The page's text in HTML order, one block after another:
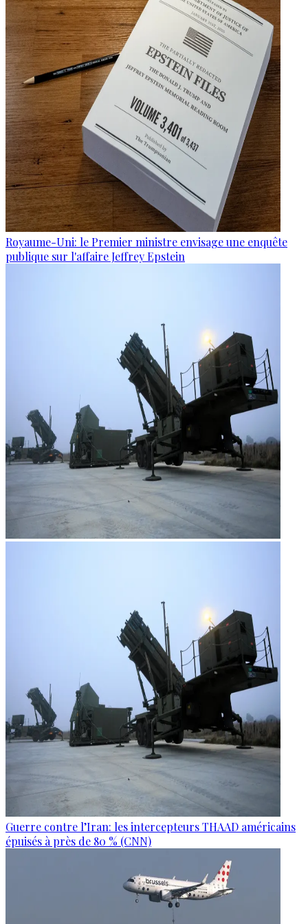
Royaume-Uni: le Premier ministre envisage une enquête
publique sur l'affaire Jeffrey Epstein
Guerre contre l’Iran: les intercepteurs THAAD américains
épuisés à près de 80 % (CNN)